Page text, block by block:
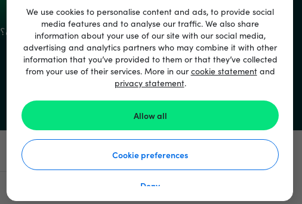
We use cookies to personalise content and ads, to provide social
media features and to analyse our traffic. We also share
information about your use of our site with our social media,
advertising and analytics partners who may combine it with other
information that you’ve provided to them or that they’ve collected
from your use of their services. More in ourcookie statementand
privacy statement.
Allow all
Cookie preferences
Deny
حسابي
تسجيل الدخول
التسجيل
الخدمة والمساعدة
هل تحتاج إلى مساعدة؟
معلومات عنا
العاملين
الدول
Business